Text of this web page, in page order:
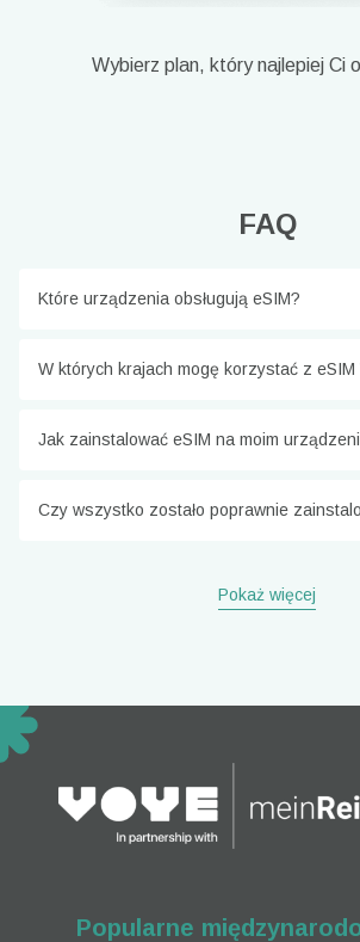
Wybierz plan, który najlepiej Ci
FAQ
Które urządzenia obsługują eSIM?
W których krajach mogę korzystać z eSIM
Jak zainstalować eSIM na moim
Czy wszystko zostało poprawnie
Pokaż więcej
Popularne